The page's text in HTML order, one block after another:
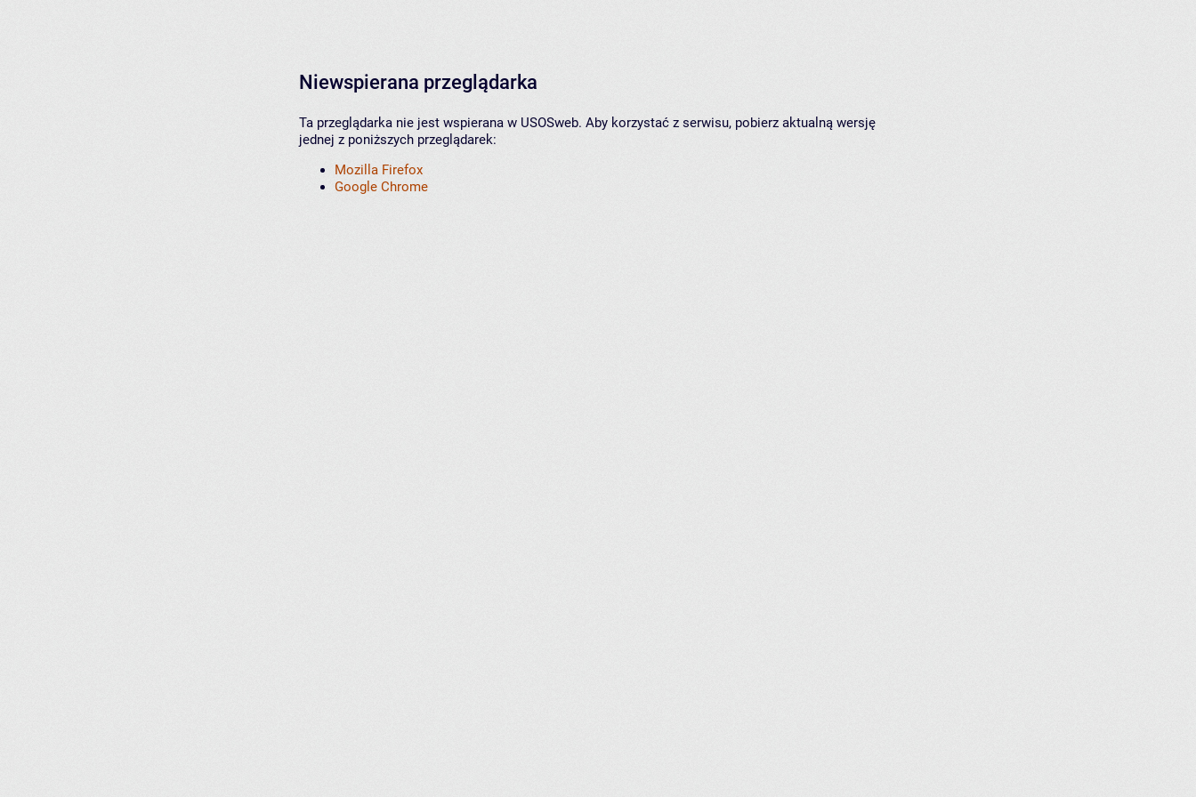
Niewspierana przeglądarka
Ta przeglądarka nie jest wspierana w USOSweb. Aby korzystać z serwisu, pobierz aktualną wersję
jednej z poniższych przeglądarek:
Mozilla Firefox
Google Chrome